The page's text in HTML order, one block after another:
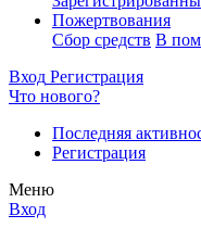
Пожертвования
Сбор средств В
Вход Регистрация
Что нового?
Последняя
Регистрация
Меню
Вход